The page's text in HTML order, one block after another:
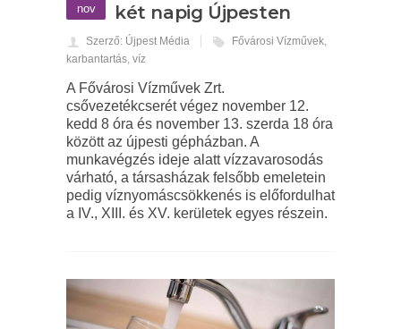
nov
két napig Újpesten
Szerző: Újpest Média Fővárosi Vízművek
karbantartás víz
A Fővárosi Vízművek Zrt.
csővezetékcserét végez november 12.
kedd 8 óra és november 13. szerda 18 óra
között az újpesti gépházban. A
munkavégzés ideje alatt vízzavarosodás
várható, a társasházak felsőbb emeletein
pedig víznyomáscsökkenés is előfordulhat
a IV., XIII. és XV. kerületek egyes részein.